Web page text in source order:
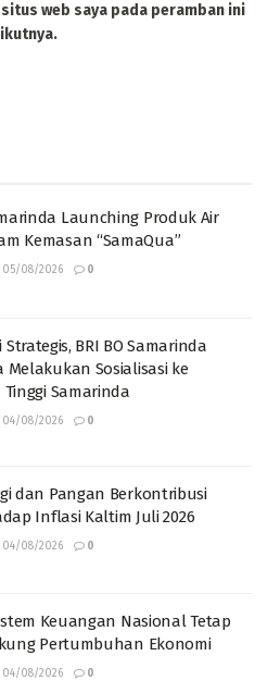
web saya pada peramban ini
Launching Produk Air
Kemasan “SamaQua”
05/08/2026 0
Strategis, BRI BO Samarinda
Melakukan Sosialisasi ke
Samarinda
04/08/2026 0
dan Pangan Berkontribusi
Inflasi Kaltim Juli 2026
04/08/2026 0
Keuangan Nasional Tetap
Pertumbuhan Ekonomi
04/08/2026 0